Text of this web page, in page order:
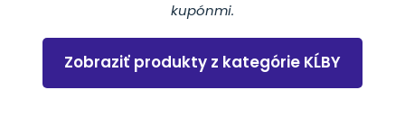
kupónmi.
Zobraziť produkty z kategórie KĹBY